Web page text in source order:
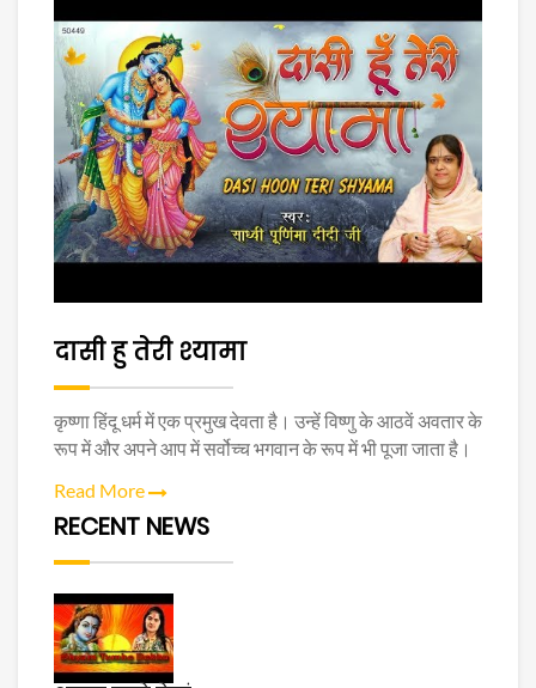
दासी हु तेरी श्यामा
कृष्णा हिंदू धर्म में एक प्रमुख देवता है। उन्हें विष्णु के आठवें अवतार के
रूप में और अपने आप में सर्वोच्च भगवान के रूप में भी पूजा जाता है।
Read More
RECENT NEWS